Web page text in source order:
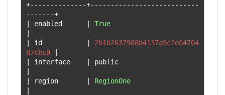
+--------------+---------------------------
-------+
|
enabled |
True
|
|
id |
2b1b2637908b4137a9c2e04704
87cbc0
|
|
interface |
|
|
region |
RegionOne
|